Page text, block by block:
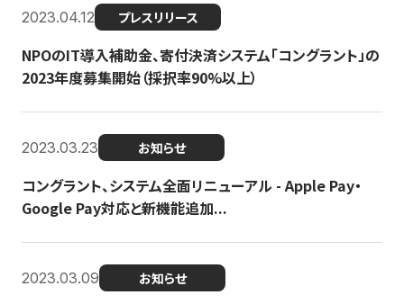
2023.04.12 プレスリリース
NPOのIT導入補助金、寄付決済システム「コングラント」の
2023年度募集開始（採択率90%以上）
2023.03.23 お知らせ
コングラント、システム全面リニューアル - Apple Pay・
Google Pay対応と新機能追加...
2023.03.09 お知らせ